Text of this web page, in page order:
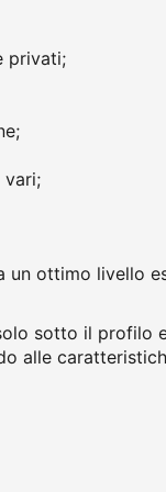
privati;
vari;
un ottimo livello
sotto il profilo
alle